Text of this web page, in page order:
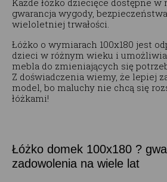
Każde łóżko dziecięce dostępne
gwarancja wygody,
wieloletniej trwałości.
Łóżko o wymiarach 100x180 jest
dzieci w różnym wieku i
mebla do zmieniających się
Z doświadczenia wiemy, że lepiej
model, bo maluchy nie chcą się
łóżkami!
Łóżko domek 100x180 ?
zadowolenia na wiele lat